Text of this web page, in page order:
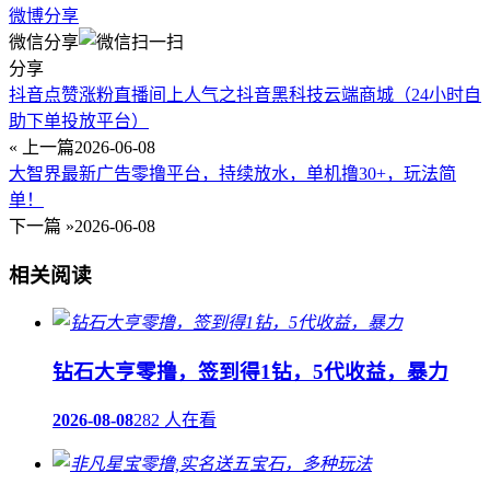
微博分享
微信分享
分享
抖音点赞涨粉直播间上人气之抖音黑科技云端商城（24小时自
助下单投放平台）
« 上一篇2026-06-08
大智界最新广告零撸平台，持续放水，单机撸30+，玩法简
单！
下一篇 »2026-06-08
相关阅读
钻石大亨零撸，签到得1钻，5代收益，暴力
2026-08-08282 人在看